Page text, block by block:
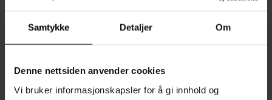
Samtykke Detaljer Om
Denne nettsiden anvender cookies
Vi bruker informasjonskapsler for å gi innhold og